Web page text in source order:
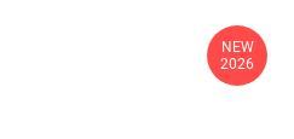
NEW
2026